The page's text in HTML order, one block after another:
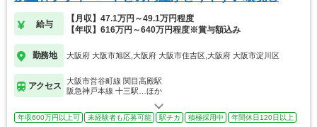
給与
【月収】47.1万円～49.1万円程度
【年収】616万円～640万円程度※賞与額込み
勤務地 大阪府 大阪市旭区,大阪府 大阪市住吉区,大阪府 大阪市淀川区
アクセス
大阪市営谷町線 関目高殿駅
阪急神戸本線 十三駅…ほか
年収600万円以上可 未経験者も応募可能 駅チカ 積極採用中 年間休日120日以上